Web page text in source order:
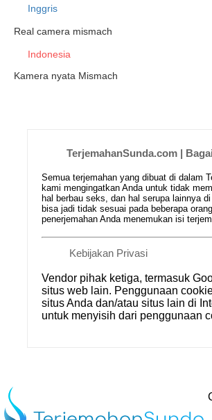
Inggris
Real camera mismach
Indonesia
Kamera nyata Mismach
TerjemahanSunda.com |
Semua terjemahan yang dibuat di dalam
kami mengingatkan Anda untuk tidak
hal berbau seks, dan hal serupa lainnya
bisa jadi tidak sesuai pada beberapa
penerjemahan Anda menemukan isi
Kebijakan Privasi
Vendor pihak ketiga, termasuk
situs web lain. Penggunaan
situs Anda dan/atau situs lain di
untuk menyisih dari penggunaan